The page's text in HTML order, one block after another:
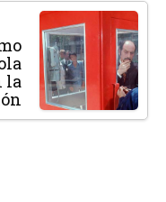
la